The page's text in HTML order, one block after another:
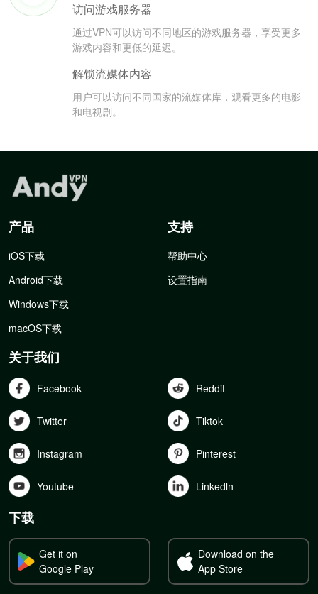
访问游戏服务器
通过VPN可以访问不同地区的游戏服务器，享受更多
游戏内容和更低的延迟。
解锁流媒体内容
用户可以访问不同国家的流媒体库，观看更多的电影
和电视剧。
产品
iOS下载
Android下载
Windows下载
macOS下载
支持
帮助中心
设置指南
关于我们
Facebook Reddit
Twitter Tiktok
Instagram Pinterest
Youtube Linkedln
下载
Get it on
Google Play
Download on the
App Store